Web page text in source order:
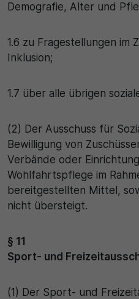
Demografie, Alter und
1.6 zu Fragestellungen im
Inklusion;
1.7 über alle übrigen
(2) Der Ausschuss für
Bewilligung von
Verbände oder
Wohlfahrtspflege im
bereitgestellten Mittel,
nicht übersteigt.
§ 11
Sport- und
(1) Der Sport- und